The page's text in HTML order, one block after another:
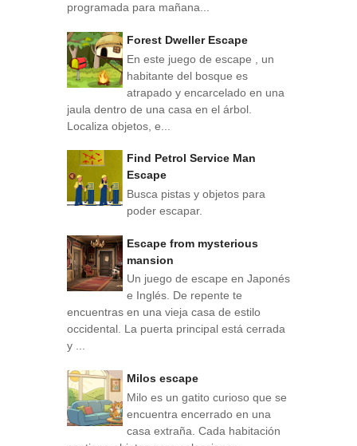
programada para mañana...
Forest Dweller Escape
En este juego de escape , un
habitante del bosque es
atrapado y encarcelado en una
jaula dentro de una casa en el árbol.
Localiza objetos, e...
Find Petrol Service Man
Escape
Busca pistas y objetos para
poder escapar.
Escape from mysterious
mansion
Un juego de escape en Japonés
e Inglés. De repente te
encuentras en una vieja casa de estilo
occidental. La puerta principal está cerrada
y ...
Milos escape
Milo es un gatito curioso que se
encuentra encerrado en una
casa extraña. Cada habitación